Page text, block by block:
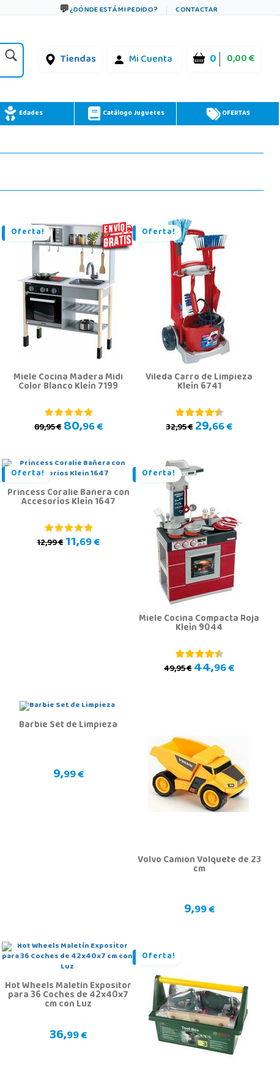
¿DÓNDE ESTÁ MI PEDIDO? CONTACTAR
Tiendas Mi Cuenta 0 0,00 €
Edades Catálogo Juguetes OFERTAS
Oferta!
Miele Cocina Madera Midi
Color Blanco Klein 7199
89,95 €80,96 €
Oferta!
Vileda Carro de Limpieza
Klein 6741
32,95 €29,66 €
Oferta!
Princess Coralie Bañera con
Accesorios Klein 1647
12,99 €11,69 €
Oferta!
Miele Cocina Compacta Roja
Klein 9044
49,95 €44,96 €
Barbie Set de Limpieza
9,99 €
Volvo Camión Volquete de 23
cm
9,99 €
Hot Wheels Maletín Expositor
para 36 Coches de 42x40x7
cm con Luz
36,99 €
Oferta!